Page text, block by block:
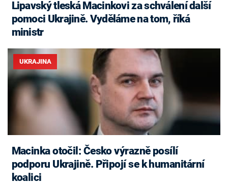
Lipavský tleská Macinkovi za schválení další
pomoci Ukrajině. Vyděláme na tom, říká
ministr
UKRAJINA
Macinka otočil: Česko výrazně posílí
podporu Ukrajině. Připojí se k humanitární
koalici